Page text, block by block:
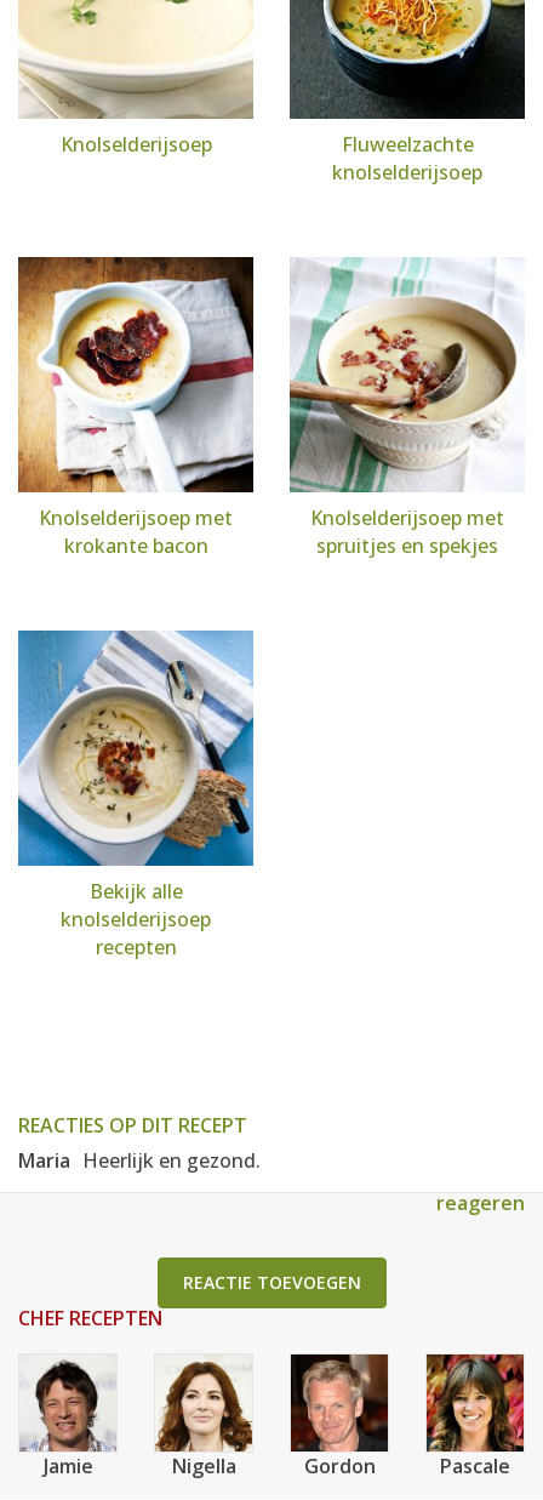
Knolselderijsoep
Fluweelzachte
knolselderijsoep
Knolselderijsoep met
krokante bacon
Knolselderijsoep met
spruitjes en spekjes
Bekijk alle
knolselderijsoep
recepten
REACTIES OP DIT RECEPT
Maria Heerlijk en gezond.
reageren
REACTIE TOEVOEGEN
CHEF RECEPTEN
Jamie Nigella Gordon Pascale